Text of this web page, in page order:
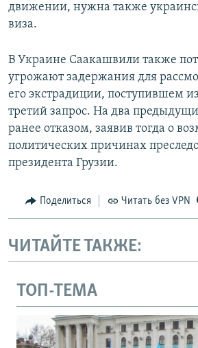
движении, нужна также
виза.
В Украине Саакашвили также
угрожают задержания для
его экстрадиции, поступившем
третий запрос. На два
ранее отказом, заявив тогда о
политических причинах
президента Грузии.
Поделиться Читать без VPN
ЧИТАЙТЕ ТАКЖЕ:
ТОП-ТЕМА